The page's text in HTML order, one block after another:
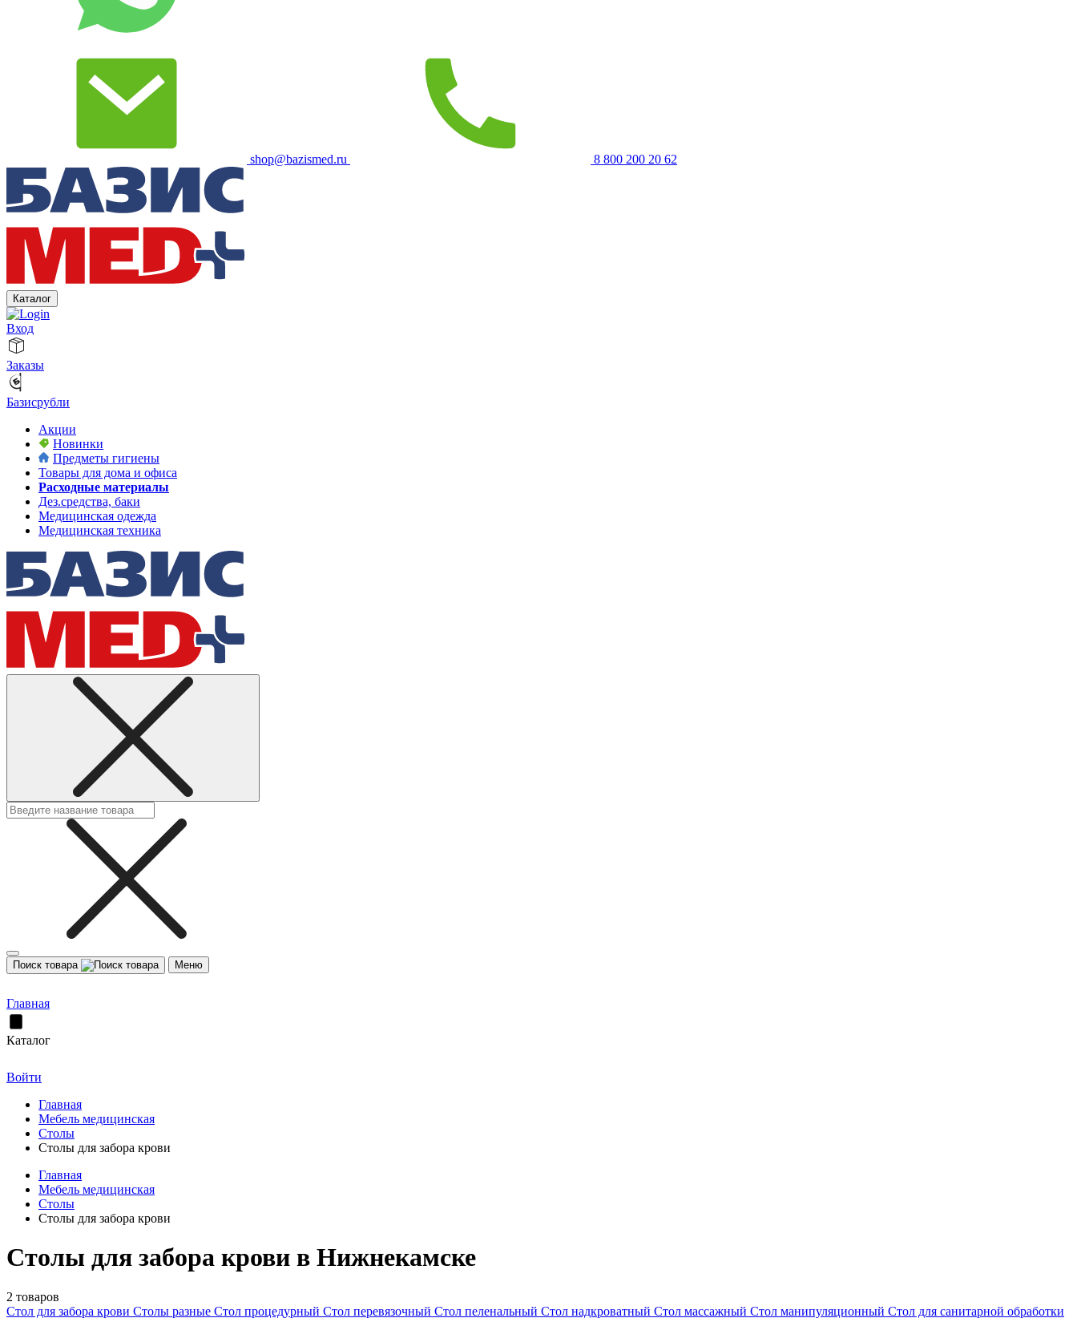
shop@bazismed.ru 8 800 200 20 62
Каталог
Вход
Заказы
Базисрубли
Акции
Новинки
Предметы гигиены
Товары для дома и офиса
Расходные материалы
Дез.средства, баки
Медицинская одежда
Медицинская техника
Поиск товара Меню
Главная
Каталог
Войти
Главная
Мебель медицинская
Столы
Столы для забора крови
Главная
Мебель медицинская
Столы
Столы для забора крови
Столы для забора крови в Нижнекамске
2 товаров
Стол для забора крови Столы разные Стол процедурный Стол перевязочный Стол пеленальный Стол надкроватный Стол массажный Стол манипуляционный Стол для санитарной обработки